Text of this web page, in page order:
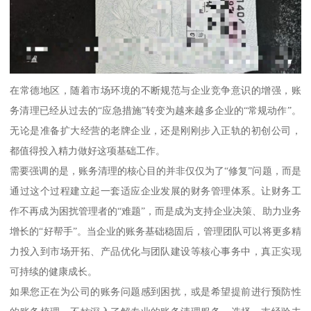
在常德地区，随着市场环境的不断规范与企业竞争意识的增强，账
务清理已经从过去的“应急措施”转变为越来越多企业的“常规动作”。
无论是准备扩大经营的老牌企业，还是刚刚步入正轨的初创公司，
都值得投入精力做好这项基础工作。
需要强调的是，账务清理的核心目的并非仅仅为了“修复”问题，而是
通过这个过程建立起一套适应企业发展的财务管理体系。让财务工
作不再成为困扰管理者的“难题”，而是成为支持企业决策、助力业务
增长的“好帮手”。当企业的账务基础稳固后，管理团队可以将更多精
力投入到市场开拓、产品优化与团队建设等核心事务中，真正实现
可持续的健康成长。
如果您正在为公司的账务问题感到困扰，或是希望提前进行预防性